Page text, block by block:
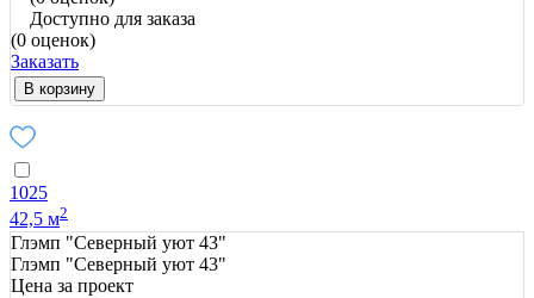
Доступно для заказа
(0 оценок)
Заказать
В корзину
1025
42,5 м2
Глэмп "Северный уют 43"
Глэмп "Северный уют 43"
Цена за проект